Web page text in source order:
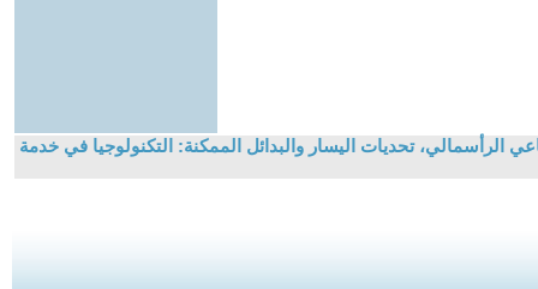
الرأسمالي، تحديات اليسار والبدائل الممكنة: التكنولوجيا في خدمة